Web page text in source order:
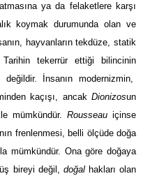
ya da felaketlere karşı
koymak durumunda olan ve
hayvanların tekdüze, statik
Tarihin tekerrür ettiği bilincinin
değildir. İnsanın modernizmin,
kaçışı, ancak Dionizosun
mümkündür. Rousseauiçinse
frenlenmesi, belli ölçüde doğa
mümkündür. Ona göre doğaya
bireyi değil, doğal hakları olan